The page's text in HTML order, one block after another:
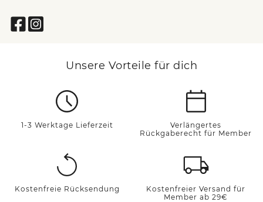
Unsere Vorteile für dich
1-3 Werktage Lieferzeit
Verlängertes
Rückgaberecht für Member
Kostenfreie Rücksendung
Kostenfreier Versand für
Member ab 29€